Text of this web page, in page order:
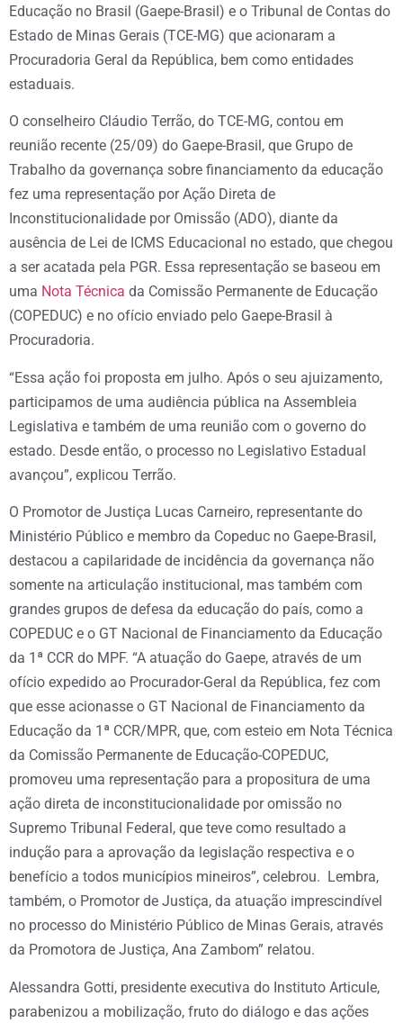
Educação no Brasil (Gaepe-Brasil) e o Tribunal de Contas do
Estado de Minas Gerais (TCE-MG) que acionaram a
Procuradoria Geral da República, bem como entidades
estaduais.
O conselheiro Cláudio Terrão, do TCE-MG, contou em
reunião recente (25/09) do Gaepe-Brasil, que Grupo de
Trabalho da governança sobre financiamento da educação
fez uma representação por Ação Direta de
Inconstitucionalidade por Omissão (ADO), diante da
ausência de Lei de ICMS Educacional no estado, que chegou
a ser acatada pela PGR. Essa representação se baseou em
uma Nota Técnica da Comissão Permanente de Educação
(COPEDUC) e no ofício enviado pelo Gaepe-Brasil à
Procuradoria.
“Essa ação foi proposta em julho. Após o seu ajuizamento,
participamos de uma audiência pública na Assembleia
Legislativa e também de uma reunião com o governo do
estado. Desde então, o processo no Legislativo Estadual
avançou”, explicou Terrão.
O Promotor de Justiça Lucas Carneiro, representante do
Ministério Público e membro da Copeduc no Gaepe-Brasil,
destacou a capilaridade de incidência da governança não
somente na articulação institucional, mas também com
grandes grupos de defesa da educação do país, como a
COPEDUC e o GT Nacional de Financiamento da Educação
da 1ª CCR do MPF. “A atuação do Gaepe, através de um
ofício expedido ao Procurador-Geral da República, fez com
que esse acionasse o GT Nacional de Financiamento da
Educação da 1ª CCR/MPR, que, com esteio em Nota Técnica
da Comissão Permanente de Educação-COPEDUC,
promoveu uma representação para a propositura de uma
ação direta de inconstitucionalidade por omissão no
Supremo Tribunal Federal, que teve como resultado a
indução para a aprovação da legislação respectiva e o
benefício a todos municípios mineiros”, celebrou. Lembra,
também, o Promotor de Justiça, da atuação imprescindível
no processo do Ministério Público de Minas Gerais, através
da Promotora de Justiça, Ana Zambom” relatou.
Alessandra Gotti, presidente executiva do Instituto Articule,
parabenizou a mobilização, fruto do diálogo e das ações